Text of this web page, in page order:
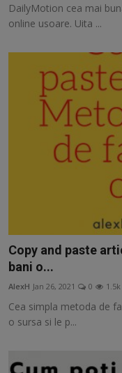
DailyMotion cea mai
online usoare. Uita ...
Copy and paste
bani o...
AlexH Jan 26, 2021 0 1.5k
Cea simpla metoda de
o sursa si le p...